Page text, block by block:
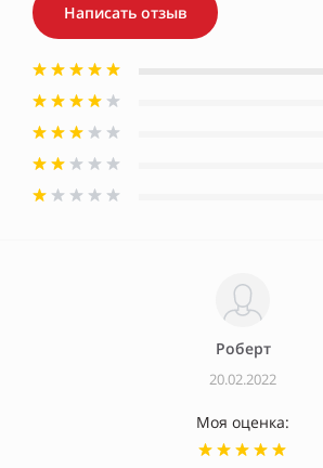
Написать отзыв
Роберт
20.02.2022
Моя оценка: